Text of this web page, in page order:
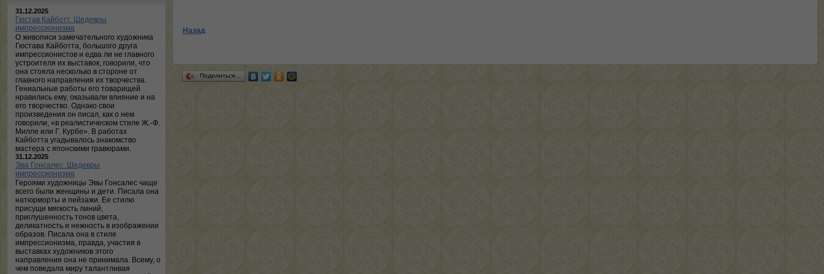
31.12.2025
Гюстав Кайботт. Шедевры
импрессионизма
О живописи замечательного художника
Гюстава Кайботта, большого друга
импрессионистов и едва ли не главного
устроителя их выставок, говорили, что
она стояла несколько в стороне от
главного направления их творчества.
Гениальные работы его товарищей
нравились ему, оказывали влияние и на
его творчество. Однако свои
произведения он писал, как о нем
говорили, «в реалистическом стиле Ж.-Ф.
Милле или Г. Курбе». В работах
Кайботта угадывалось знакомство
мастера с японскими гравюрами.
31.12.2025
Эва Гонсалес. Шедевры
импрессионизма
Героями художницы Эвы Гонсалес чаще
всего были женщины и дети. Писала она
натюрморты и пейзажи. Ее стилю
присущи мягкость линий,
приглушенность тонов цвета,
деликатность и нежность в изображении
образов. Писала она в стиле
импрессионизма, правда, участия в
выставках художников этого
направления она не принимала. Всему, о
чем поведала миру талантливая
Назад
Поделиться…